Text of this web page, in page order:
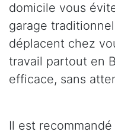
domicile vous
garage
déplacent chez
travail partout en
efficace, sans
Il est